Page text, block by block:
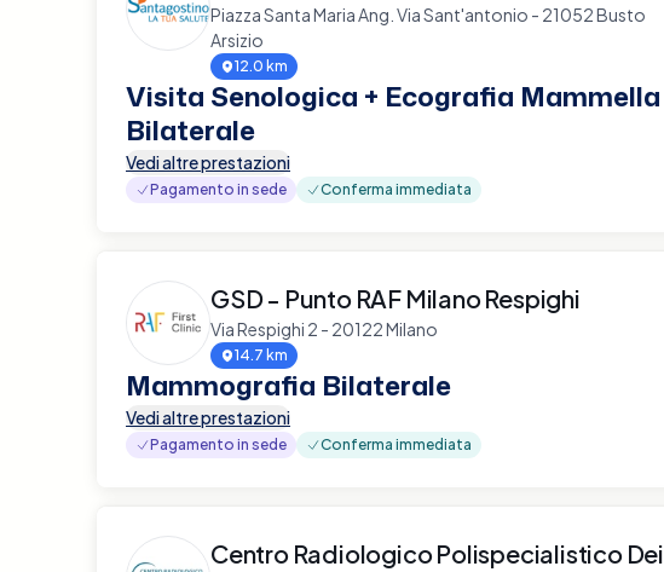
Piazza Santa Maria Ang. Via Sant'antonio - 21052 Busto
Arsizio
12.0 km
Visita Senologica + Ecografia Mammella
Bilaterale
Vedi altre prestazioni
Pagamento in sede Conferma immediata
GSD - Punto RAF Milano Respighi
Via Respighi 2 - 20122 Milano
14.7 km
Mammografia Bilaterale
Vedi altre prestazioni
Pagamento in sede Conferma immediata
Centro Radiologico Polispecialistico Dei